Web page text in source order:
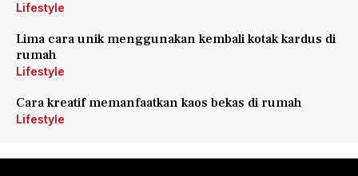
Lifestyle
Lima cara unik menggunakan kembali kotak kardus di
rumah
Lifestyle
Cara kreatif memanfaatkan kaos bekas di rumah
Lifestyle